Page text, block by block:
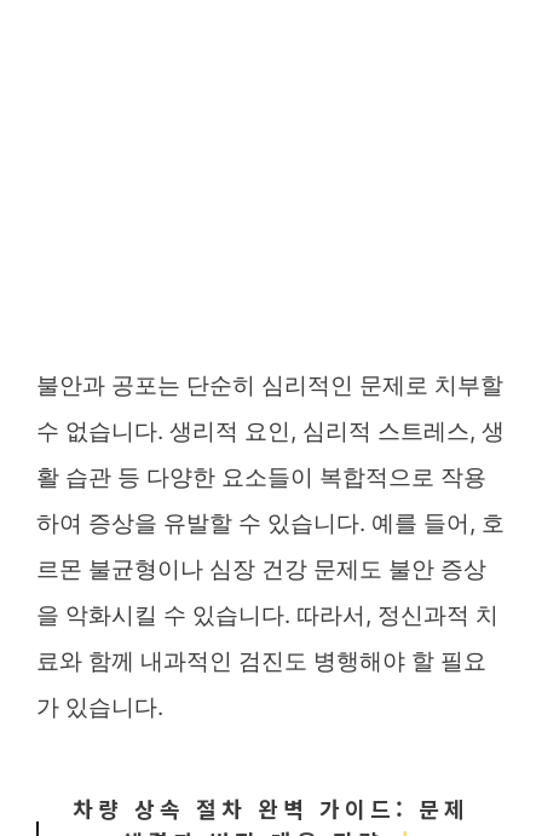
불안과 공포는 단순히 심리적인 문제로 치부할
수 없습니다. 생리적 요인, 심리적 스트레스, 생
활 습관 등 다양한 요소들이 복합적으로 작용
하여 증상을 유발할 수 있습니다. 예를 들어, 호
르몬 불균형이나 심장 건강 문제도 불안 증상
을 악화시킬 수 있습니다. 따라서, 정신과적 치
료와 함께 내과적인 검진도 병행해야 할 필요
가 있습니다.
차량 상속 절차 완벽 가이드: 문제